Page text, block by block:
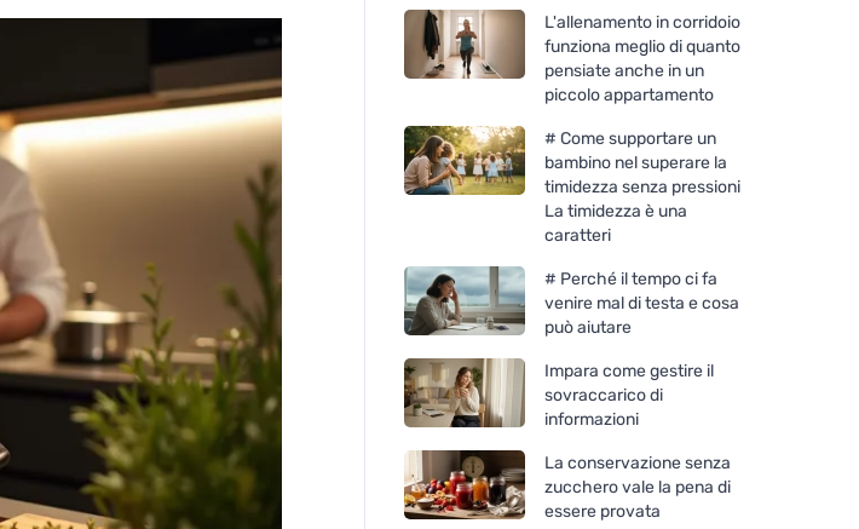
L'allenamento in corridoio
funziona meglio di quanto
pensiate anche in un
piccolo appartamento
# Come supportare un
bambino nel superare la
timidezza senza pressioni
La timidezza è una
caratteri
# Perché il tempo ci fa
venire mal di testa e cosa
può aiutare
Impara come gestire il
sovraccarico di
informazioni
La conservazione senza
zucchero vale la pena di
essere provata